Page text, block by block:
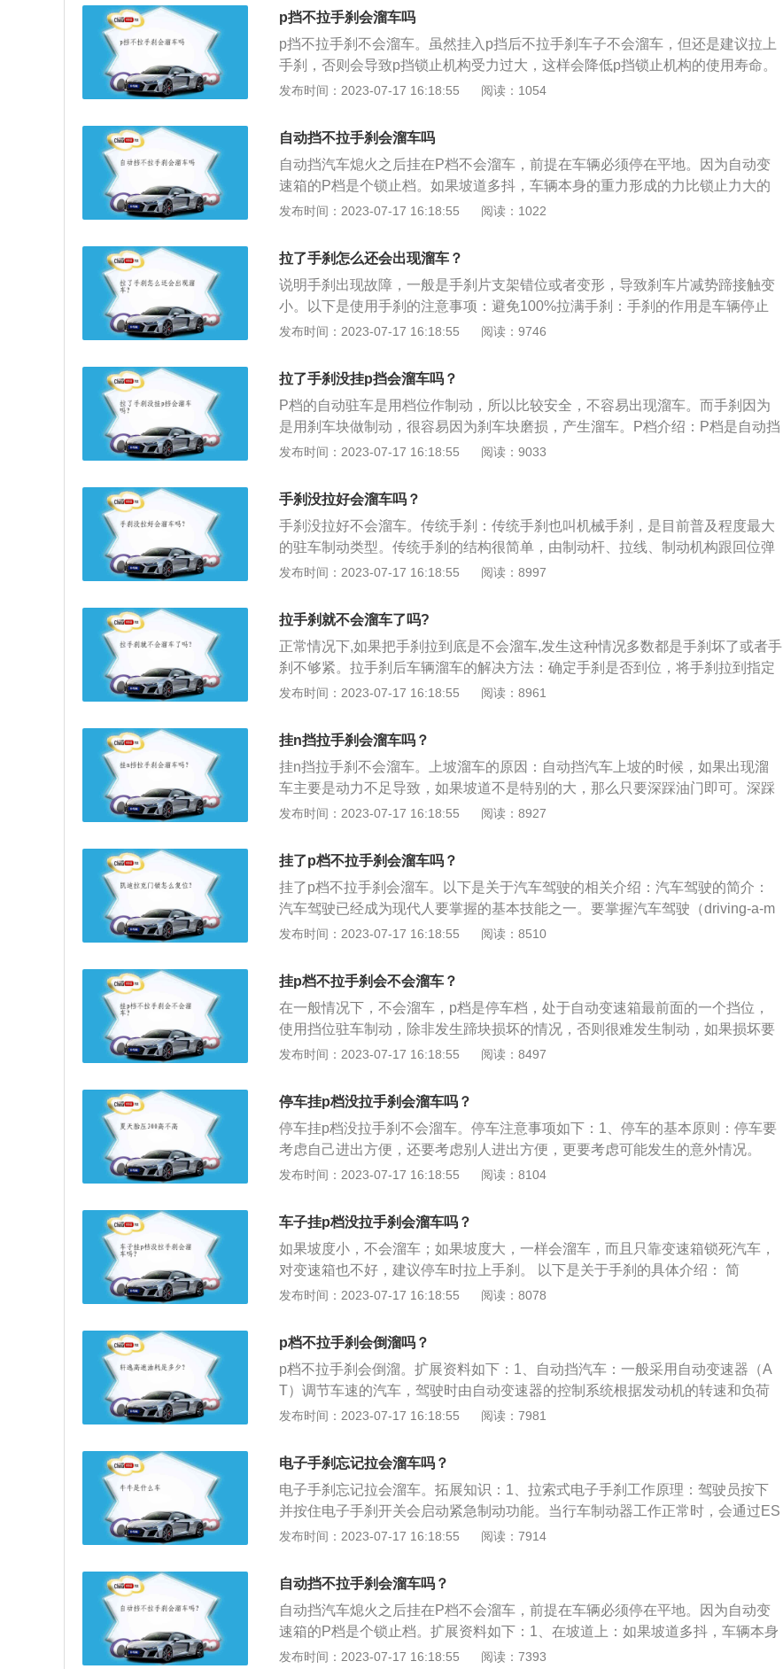
制动系统（ElectricalParkBrake，EPB）是指将行车过程中的临时性制动和停车
后的长时性制动功能整合在一起，并且由电子控制方式实现停车制动的技术。电
子手刹的使用方法：通过一个按键来启动或者关闭手刹功能。启动电子手刹可以
在车辆任何状况下进行启动，即使在行进过程中误按，由于油门还处在工作位置
所以电子手刹功能也会立即关闭；如果在紧急刹车过程中按下，大部分电子手刹
速制停的功能。电子手刹的优缺点：电子手刹最大的优点就是美观方便和节省空
间，剩下的空间可做其他用途。而缺点就是对于喜欢操控驾驶的人来说，电子手
刹无法做漂移。此外电子手刹成本略高，维修和更换不方便，更重要的是，当车
p挡不拉手刹会溜车吗
p挡不拉手刹不会溜车。虽然挂入p挡后不拉手刹车子不会溜车，但还是建议拉上
手刹，否则会导致p挡锁止机构受力过大，这样会降低p挡锁止机构的使用寿命。
P档：parking是“停车”的意思。驻车档或泊车档，停车时使用。当到达目的地后
能挂入P档，在车辆尚未完全停止前就挂入P档会导致自动变速箱部分机械受损。
挂入P档时，车轮处于机械抱死状态，可以防止车辆向前或向后移动，因此需要
在有坡地的道路上停车时一定要挂入P档。另外，在短暂停车时（等红绿灯
时），最好不要挂入P档，以防被后车追尾，导致整个变速箱受到严重损坏。除
此之外自动档汽车还分为R、N、S、M、L、D等字母档位不同的齿轮组合输出的
输出动力。以下为详细介绍：R档：reverse是“扭转”的意思。不管是手动档还是
自动档，R都是倒车档。挂上R档，车子就会往后行驶。当车辆静止且发动机怠速
运转时，才可以挂入该档位。汽车在前进状态下绝对不能使用R档，在倒车时要
绿灯时，可挂入此档并脚踩刹车。如果需要等待的时间较长，建议直接拉上手
或者高速行驶惯性下挂入N档滑行可以省油，其实这是一个严重的错误，这么做
不但不省油，还会烧坏变速器。S档：Sport是“运动”的意思，在汽车上意为运动
档。挂入这个档时变速档换档时间会延迟以提供更大的动力，一般在超车时使
用。M档：manual是“手控”意思，在汽车上意为切换手动模式，跟手动档车型操
档。挂入此档时，变速箱只能在低档内（相当于手动档的1档）工作，不会因速
度变化而自动切换到其他档位，这个档位一般在爬坡或者下坡时使用。低档位
时，驱动轮输出的扭矩大,爬陡坡时动力充足，才能顺利爬上陡坡。长时间踩刹车
会导致刹车片过热而降低刹车效果，这对于长下坡或陡坡是非常危险的。这时就
可以挂入L档，利用发动机的低转速牵制车辆的前进，驾驶员就不需要一直脚踩
走。在这个档位时，变速箱会根据时速和油门情况进行自动变速，等红绿灯时可
以挂在D档，脚踩刹车。如果等待的时间较短，这样做没有什么问题，但是如果
时间较长，会使变速器油温升高，油液变质。
发布时间：2023-07-17 16:18:55 阅读：1054
自动挡不拉手刹会溜车吗
自动挡汽车熄火之后挂在P档不会溜车，前提在车辆必须停在平地。因为自动变
速箱的P档是个锁止档。如果坡道多抖，车辆本身的重力形成的力比锁止力大的
话，车辆就会溜车。所以建议自动挡的车挂入P档之后建议同时拉起车辆的手
空档，其功能就是停车后的刹车，防止车辆发生移动。汽车生产厂家出于实用安
全角度考虑，均将P档放在排档操纵台的第一个位置上，并且通过内部机构设定
强制只有将换挡手柄移到P档处才能拔出车钥匙。所以P档时自动挡轿车中专用于
泊车久停的挡位。
发布时间：2023-07-17 16:18:55 阅读：1022
拉了手刹怎么还会出现溜车？
说明手刹出现故障，一般是手刹片支架错位或者变形，导致刹车片减势蹄接触变
小。以下是使用手刹的注意事项：避免100%拉满手刹：手刹的作用是车辆停止
后稳定车辆，避免溜车造成事故。但是拉手刹并不是拉满就是最好，拉到70%-8
下绝不能直接拉手刹制动：在高速行驶状态下，如果直接拉手刹制动时非常危
险。因为手刹一般作用在汽车后轮，直接拉手刹制动时很容易使其中一边的后轮
抱死，发生侧滑甚至翻车。
发布时间：2023-07-17 16:18:55 阅读：9746
拉了手刹没挂p挡会溜车吗？
P档的自动驻车是用档位作制动，所以比较安全，不容易出现溜车。而手刹因为
是用刹车块做制动，很容易因为刹车块磨损，产生溜车。P档介绍：P档是自动挡
车型中最常见的一种挡位，一般在排挡操作台的最前位置、在R挡的前面，目的
定要挂在P档，再加上手刹制动，而手动档的车也最好是挂在一档，再用手刹制
动，因为手动档的车一档的变速比是最大，所以不容易推动。
发布时间：2023-07-17 16:18:55 阅读：9033
手刹没拉好会溜车吗？
手刹没拉好不会溜车。传统手刹：传统手刹也叫机械手刹，是目前普及程度最大
的驻车制动类型。传统手刹的结构很简单，由制动杆、拉线、制动机构跟回位弹
簧这些机件构成。驻车时拉起手刹拉杆，传动轴会被锁死，从而锁死前轮，也有
踩，刹车的操作也用脚踩。这种驻车制动的操作方式和传统手刹大同小异，踩下
踏板就是制动，再踩下踏板，踏板就会自动弹起松开制动。电子手刹：电子手刹
也就是电子驻车制动系统，由电子控制方式实现停车制动。简单说，就是传统手
刹的升级，变传统手刹的手拉为电动，一个小小的按键就能启动和关闭手刹功
能。电子手刹最常见的位置就在排挡杆的后方或靠近驾驶座的左方。通用的标志
发布时间：2023-07-17 16:18:55 阅读：8997
拉手刹就不会溜车了吗?
正常情况下,如果把手刹拉到底是不会溜车,发生这种情况多数都是手刹坏了或者手
刹不够紧。拉手刹后车辆溜车的解决方法：确定手刹是否到位，将手刹拉到指定
位置即可；刹拉到指定位置后出现溜车情况，那说明手刹的刹车片存在问题，需
去修理厂进行修理。手刹的作用：停车的时候上拉手刹，能够保持机动车静止不
动，防止车辆滑坡；机动车行驶时，转弯时把手刹往上拉，可以起到漂移的效
果；紧急情况下手刹可以当成刹车使用。
发布时间：2023-07-17 16:18:55 阅读：8961
挂n挡拉手刹会溜车吗？
挂n挡拉手刹不会溜车。上坡溜车的原因：自动挡汽车上坡的时候，如果出现溜
车主要是动力不足导致，如果坡道不是特别的大，那么只要深踩油门即可。深踩
油门，车子就会获得更大的牵引力，但是对于一般的坡道来说就没有问题。在坡
让车子加速前进。坡道起步用d挡：对于一般的坡道来说，自动挡可以使用d档进
行起步。如果是坡道比较大，恰恰车子有手动模式或者是s档。那么就使用手动模
式或者是s档汽车起步会更加从容。
发布时间：2023-07-17 16:18:55 阅读：8927
挂了p档不拉手刹会溜车吗？
挂了p档不拉手刹会溜车。以下是关于汽车驾驶的相关介绍：汽车驾驶的简介：
汽车驾驶已经成为现代人要掌握的基本技能之一。要掌握汽车驾驶（driving-a-m
otor-vehicle）技术，首先要求有合格的年龄和身体条件；还要经过道路交通安全
驾驶技能的培训和考试；全部考试合格就可以领到小型汽车或大、中型货车的驾
驶证。汽车驾驶的年龄限制：申请小型汽车、小型自动挡汽车、轻便摩托车准驾
车型，应当在18周岁以上，70周岁以下。
发布时间：2023-07-17 16:18:55 阅读：8510
挂p档不拉手刹会不会溜车？
在一般情况下，不会溜车，p档是停车档，处于自动变速箱最前面的一个挡位，
使用挡位驻车制动，除非发生蹄块损坏的情况，否则很难发生制动，如果损坏要
尽快检修。下面是档位的相关介绍：P档：P档称为停车档，适用于汽车停车的时
汽车处于停止的状态，注意的是挂空挡的时候应该注意踩刹车，防止汽车发生溜
车的现象。
发布时间：2023-07-17 16:18:55 阅读：8497
停车挂p档没拉手刹会溜车吗？
停车挂p档没拉手刹不会溜车。停车注意事项如下：1、停车的基本原则：停车要
考虑自己进出方便，还要考虑别人进出方便，更要考虑可能发生的意外情况。
2、等信号停车：一分钟以上的等信号停车，应该熄火，符合节油、环保。一分
暂停别跟前车太近：堵车或等信号灯停车时，至少要留出可以一把掰出去的距
离，以防前车故障，自己也被夹在中间出不来。
发布时间：2023-07-17 16:18:55 阅读：8104
车子挂p档没拉手刹会溜车吗？
如果坡度小，不会溜车；如果坡度大，一样会溜车，而且只靠变速箱锁死汽车，
对变速箱也不好，建议停车时拉上手刹。 以下是关于手刹的具体介绍： 简
介： 手刹的专业称呼是辅助制动器，与制动器的原理不同，其是采用钢丝拉线连
于这种变形不可恢复，所以长期使用会降低效用，手刹的行程也会增加。 组
成： 其是由制动杆、拉索、制动机构和回位弹簧组成，作用于传动轴或者后轮制
动，达到车辆稳定。
发布时间：2023-07-17 16:18:55 阅读：8078
p档不拉手刹会倒溜吗？
p档不拉手刹会倒溜。扩展资料如下：1、自动挡汽车：一般采用自动变速器（A
T）调节车速的汽车，驾驶时由自动变速器的控制系统根据发动机的转速和负荷
自动选择合适的档位，从而替代了人的主观判断时机和换档操作。2、手动挡汽
动变速杆才能改变变速器内的齿轮啮合位置，改变传动比，从而达到变速的目
的。踩下离合时，方可变速杆。
发布时间：2023-07-17 16:18:55 阅读：7981
电子手刹忘记拉会溜车吗？
电子手刹忘记拉会溜车。拓展知识：1、拉索式电子手刹工作原理：驾驶员按下
并按住电子手刹开关会启动紧急制动功能。当行车制动器工作正常时，会通过ES
P系统(电动车辆稳定行驶系统)控制行车制动器对四个车轮的进行制动。当行车制
轮进行制动并防止后轮抱死；此时，点亮刹车灯的请求由电子手刹控制单元发
出。2、卡钳式电子手刹工作原理：驾驶员通过拉动电子手刹按钮使用手刹，位
于后轮刹车钳上的手刹控制模块电机开始转动，对刹车盘施加制动力；同时传统
的液压制动也介入工作，让制动响应更加敏捷。车辆在驻车时，驾驶员通过踩油
门或者踩刹车(使制动力达到10bar)能实现自动释放手刹。
发布时间：2023-07-17 16:18:55 阅读：7914
自动挡不拉手刹会溜车吗？
自动挡汽车熄火之后挂在P档不会溜车，前提在车辆必须停在平地。因为自动变
速箱的P档是个锁止档。扩展资料如下：1、在坡道上：如果坡道多抖，车辆本身
的重力形成的力比锁止力大的话，车辆就会溜车。所以建议自动挡的车挂入P档
发布时间：2023-07-17 16:18:55 阅读：7393